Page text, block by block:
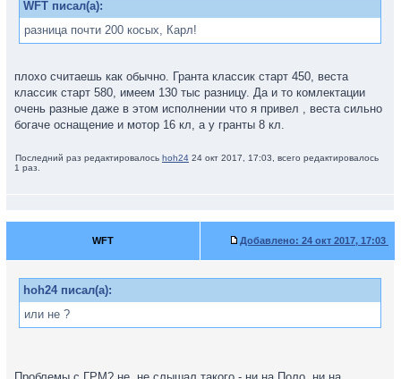
WFT писал(а):
разница почти 200 косых, Карл!
плохо считаешь как обычно. Гранта классик старт 450, веста
классик старт 580, имеем 130 тыс разницу. Да и то комлектации
очень разные даже в этом исполнении что я привел , веста сильно
богаче оснащение и мотор 16 кл, а у гранты 8 кл.
Последний раз редактировалось hoh24 24 окт 2017, 17:03, всего редактировалось
1 раз.
WFT Добавлено: 24 окт 2017, 17:03
hoh24 писал(а):
или не ?